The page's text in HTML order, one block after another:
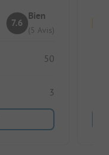
7.6
Bien
(5 Avis)
50
3